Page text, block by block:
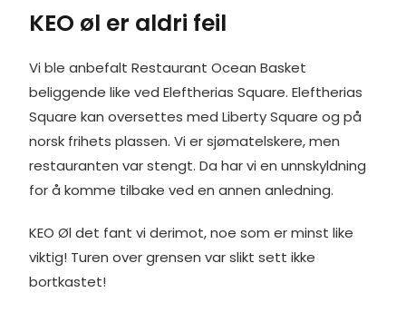
KEO øl er aldri feil
Vi ble anbefalt Restaurant Ocean Basket
beliggende like ved Eleftherias Square. Eleftherias
Square kan oversettes med Liberty Square og på
norsk frihets plassen. Vi er sjømatelskere, men
restauranten var stengt. Da har vi en unnskyldning
for å komme tilbake ved en annen anledning.
KEO Øl det fant vi derimot, noe som er minst like
viktig! Turen over grensen var slikt sett ikke
bortkastet!